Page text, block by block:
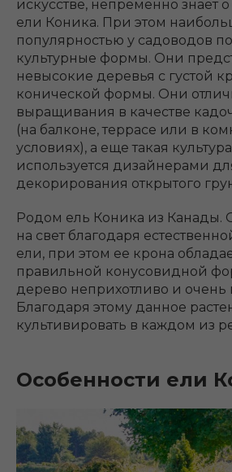
искусстве, непременно знает
ели Коника. При этом
популярностью у садоводов
культурные формы. Они
невысокие деревья с густой
конической формы. Они
выращивания в качестве
(на балконе, террасе или в
условиях), а еще такая
используется дизайнерами
декорирования открытого
Родом ель Коника из Канады.
на свет благодаря
ели, при этом ее крона
правильной конусовидной
дерево неприхотливо и очень
Благодаря этому данное
культивировать в каждом из
Особенности ели